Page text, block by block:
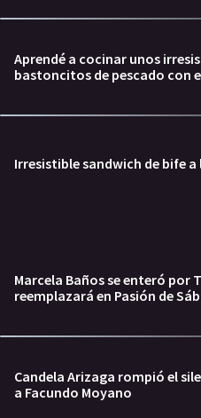
Aprendé a cocinar unos
bastoncitos de pescado con
Irresistible sandwich de bife
Marcela Baños se enteró por
reemplazará en Pasión de
Candela Arizaga rompió el
a Facundo Moyano